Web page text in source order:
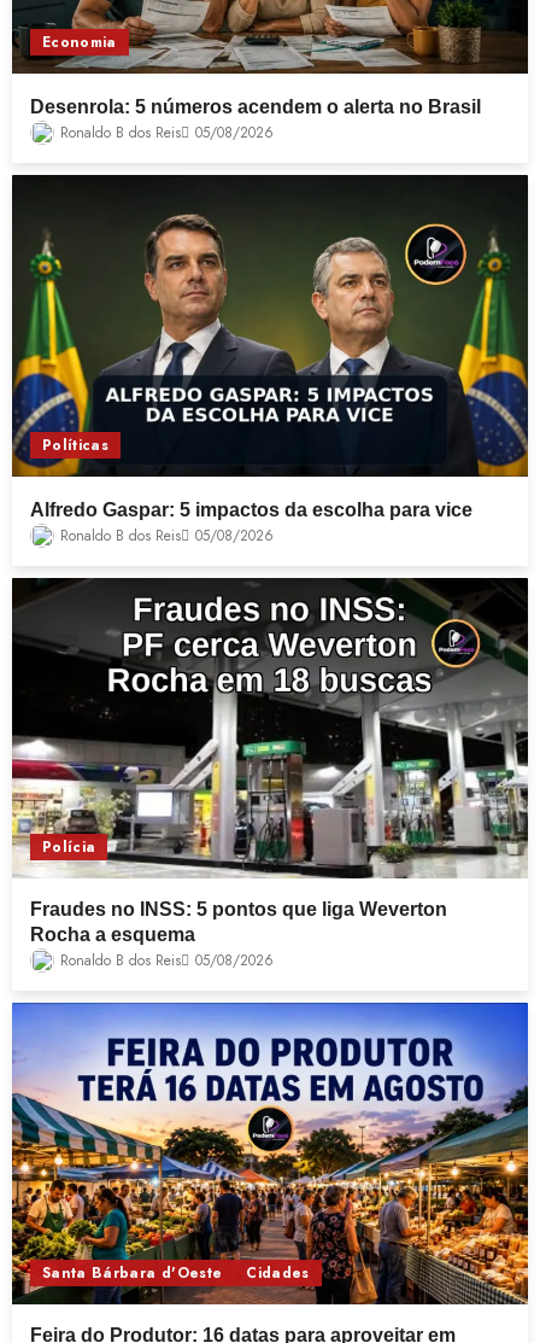
Economia
Desenrola: 5 números acendem o alerta no Brasil
Ronaldo B dos Reis 05/08/2026
Políticas
Alfredo Gaspar: 5 impactos da escolha para vice
Ronaldo B dos Reis 05/08/2026
Polícia
Fraudes no INSS: 5 pontos que liga Weverton
Rocha a esquema
Ronaldo B dos Reis 05/08/2026
Santa Bárbara d'Oeste Cidades
Feira do Produtor: 16 datas para aproveitar em